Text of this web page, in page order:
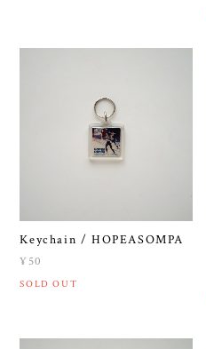
Keychain / HOPEASOMPA
¥50
SOLD OUT